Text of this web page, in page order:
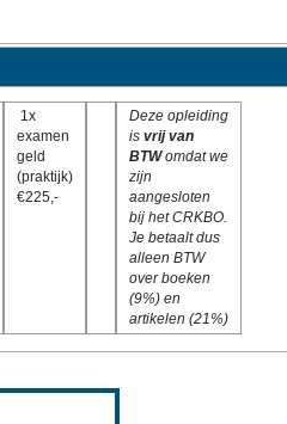
1x
examen
geld
(praktijk)
€225,-
Deze opleiding
isvrij van
BTWomdat we
zijn
aangesloten
bij het CRKBO.
Je betaalt dus
alleen BTW
over boeken
(9%) en
artikelen (21%)